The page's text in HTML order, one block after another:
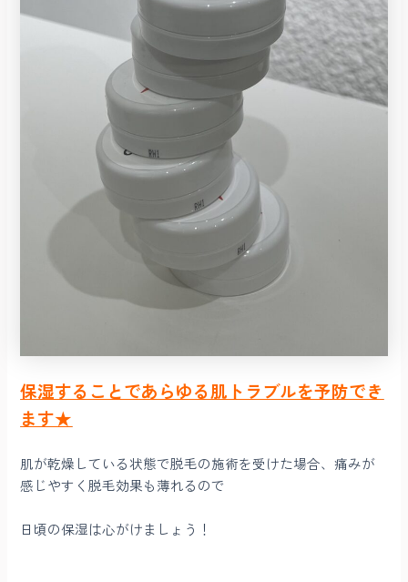
保湿することであらゆる肌トラブルを予防でき
ます★
肌が乾燥している状態で脱毛の施術を受けた場合、痛みが
感じやすく脱毛効果も薄れるので
日頃の保湿は心がけましょう！